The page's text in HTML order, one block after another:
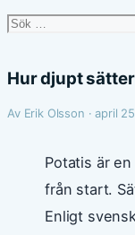
Sök
Hur djupt
Av Erik Olsson · april
Potatis är
från start.
Enligt